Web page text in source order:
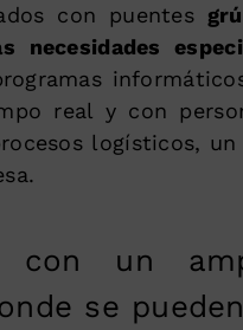
con puentes
necesidades
real y con
logísticos,
con un
se